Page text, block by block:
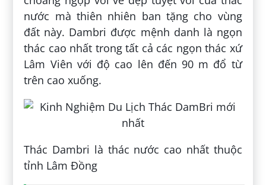
nước mà thiên nhiên ban tặng cho vùng
đất này. Dambri được mệnh danh là ngọn
thác cao nhất trong tất cả các ngọn thác xứ
Lâm Viên với độ cao lên đến 90 m đổ từ
trên cao xuống.
Thác Dambri là thác nước cao nhất thuộc
tỉnh Lâm Đồng